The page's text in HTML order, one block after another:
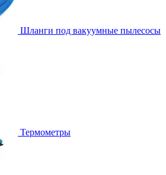
Шланги под вакуумные пылесосы
Термометры